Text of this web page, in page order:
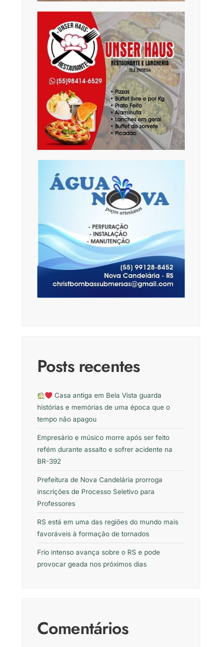
Posts recentes
Casa antiga em Bela Vista guarda
histórias e memórias de uma época que o
tempo não apagou
Empresário e músico morre após ser feito
refém durante assalto e sofrer acidente na
BR-392
Prefeitura de Nova Candelária prorroga
inscrições de Processo Seletivo para
Professores
RS está em uma das regiões do mundo mais
favoráveis à formação de tornados
Frio intenso avança sobre o RS e pode
provocar geada nos próximos dias
Comentários